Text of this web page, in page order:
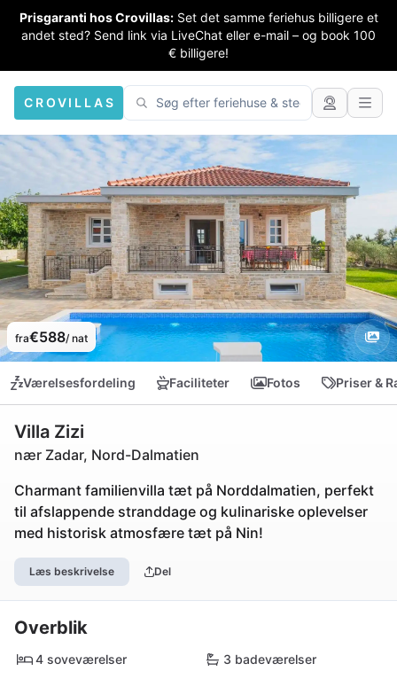
Prisgaranti hos Crovillas: Set det samme feriehus billigere et
andet sted? Send link via LiveChat eller e-mail – og book 100
€ billigere!
CROVILLAS
fra€588/ nat
Værelsesfordeling Faciliteter Fotos Priser &
Villa Zizi
nær Zadar, Nord-Dalmatien
Charmant familienvilla tæt på Norddalmatien, perfekt
til afslappende stranddage og kulinariske oplevelser
med historisk atmosfære tæt på Nin!
Læs beskrivelse Del
Overblik
4 soveværelser
3 badeværelser